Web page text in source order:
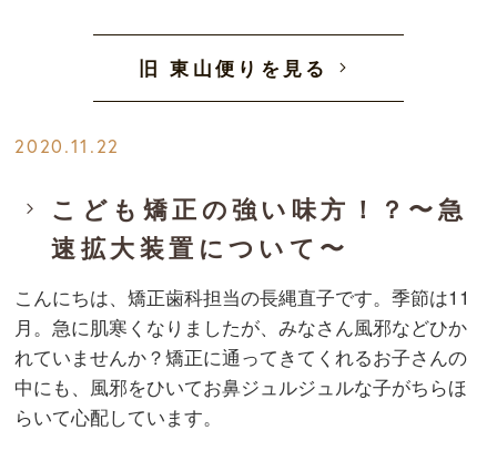
旧 東山便りを見る
2020.11.22
こども矯正の強い味方！？〜急
速拡大装置について〜
こんにちは、矯正歯科担当の長縄直子です。季節は11
月。急に肌寒くなりましたが、みなさん風邪などひか
れていませんか？矯正に通ってきてくれるお子さんの
中にも、風邪をひいてお鼻ジュルジュルな子がちらほ
らいて心配しています。